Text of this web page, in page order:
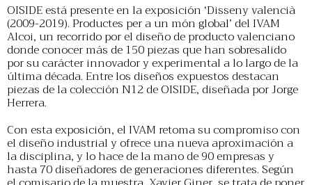
OISIDE está presente en la exposición ‘Disseny valencià
(2009-2019). Productes per a un món global’ del IVAM
Alcoi, un recorrido por el diseño de producto valenciano
donde conocer más de 150 piezas que han sobresalido
por su carácter innovador y experimental a lo largo de la
última década. Entre los diseños expuestos destacan
piezas de la colección N12 de OISIDE, diseñada por Jorge
Herrera.
Con esta exposición, el IVAM retoma su compromiso con
el diseño industrial y ofrece una nueva aproximación a
la disciplina, y lo hace de la mano de 90 empresas y
hasta 70 diseñadores de generaciones diferentes. Según